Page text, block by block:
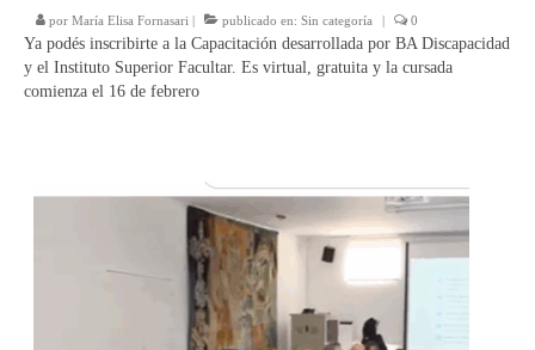
por María Elisa Fornasari publicado en: Sin categoría 0
Ya podés inscribirte a la Capacitación desarrollada por BA Discapacidad
y el Instituto Superior Facultar. Es virtual, gratuita y la cursada
comienza el 16 de febrero